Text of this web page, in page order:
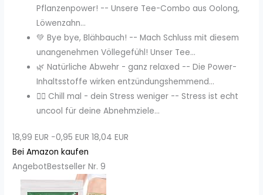
Pflanzenpower! -- Unsere Tee-Combo aus Oolong,
Löwenzahn...
💚 Bye bye, Blähbauch! -- Mach Schluss mit diesem
unangenehmen Völlegefühl! Unser Tee...
🌿 Natürliche Abwehr - ganz relaxed -- Die Power-
Inhaltsstoffe wirken entzündungshemmend...
🧘‍♀️ Chill mal - dein Stress weniger -- Stress ist echt
uncool für deine Abnehmziele...
18,99 EUR −0,95 EUR 18,04 EUR
Bei Amazon kaufen
AngebotBestseller Nr. 9